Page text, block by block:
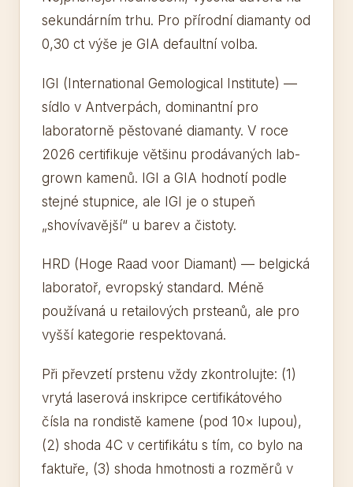
sekundárním trhu. Pro přírodní diamanty od
0,30 ct výše je GIA defaultní volba.
IGI (International Gemological Institute) —
sídlo v Antverpách, dominantní pro
laboratorně pěstované diamanty. V roce
2026 certifikuje většinu prodávaných lab-
grown kamenů. IGI a GIA hodnotí podle
stejné stupnice, ale IGI je o stupeň
„shovívavější“ u barev a čistoty.
HRD (Hoge Raad voor Diamant) — belgická
laboratoř, evropský standard. Méně
používaná u retailových prsteanů, ale pro
vyšší kategorie respektovaná.
Při převzetí prstenu vždy zkontrolujte: (1)
vrytá laserová inskripce certifikátového
čísla na rondistě kamene (pod 10× lupou),
(2) shoda 4C v certifikátu s tím, co bylo na
faktuře, (3) shoda hmotnosti a rozměrů v